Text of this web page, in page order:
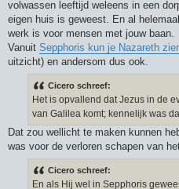
volwassen leeftijd weleens in een
eigen huis is geweest. En al
werk is voor mensen met jouw baan.
Vanuit Sepphoris kun je Nazareth
uitzicht) en andersom dus ook.
Cicero schreef:
Het is opvallend dat Jezus in de
van Galilea komt; kennelijk was
Dat zou wellicht te maken kunnen
was voor de verloren schapen van
Cicero schreef:
En als Hij wel in Sepphoris